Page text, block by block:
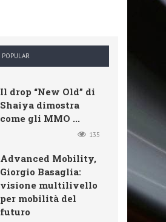
POPULAR
Il drop “New Old” di
Shaiya dimostra
come gli MMO ...
135
Advanced Mobility,
Giorgio Basaglia:
visione multilivello
per mobilità del
futuro